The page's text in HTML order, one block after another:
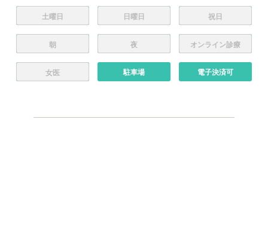
土曜日 日曜日 祝日
朝 夜 オンライン診療
女医 駐車場 電子決済可